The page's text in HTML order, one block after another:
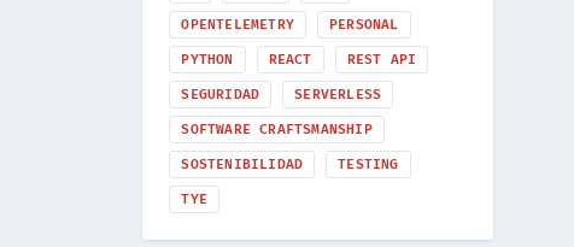
OPENTELEMETRY PERSONAL
PYTHON REACT REST API
SEGURIDAD SERVERLESS
SOFTWARE CRAFTSMANSHIP
SOSTENIBILIDAD TESTING
TYE